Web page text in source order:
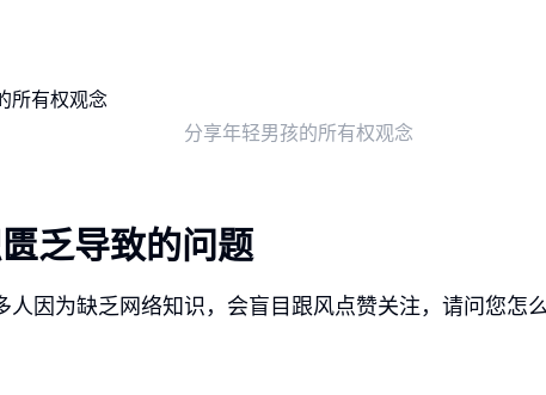
分享年轻男孩的所有权观念
乏导致的问题
人因为缺乏网络知识，会盲目跟风点赞关注，请问您怎